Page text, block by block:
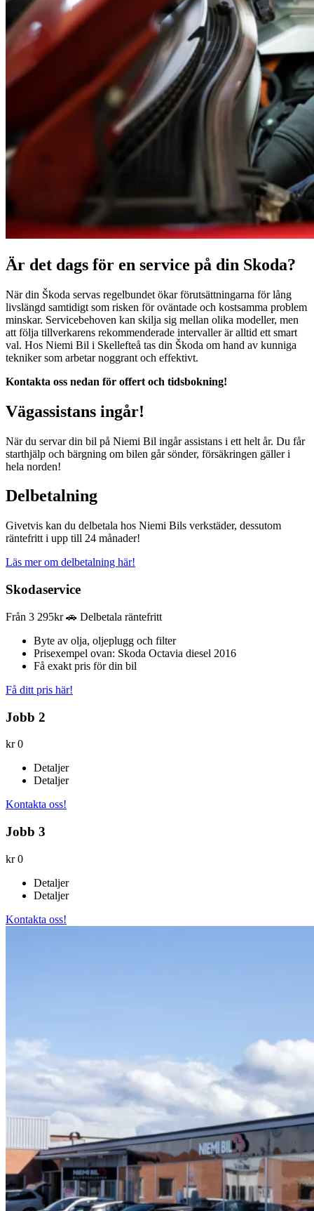
Är det dags för en service på din Skoda?
När din Škoda servas regelbundet ökar förutsättningarna för lång
livslängd samtidigt som risken för oväntade och kostsamma problem
minskar. Servicebehoven kan skilja sig mellan olika modeller, men
att följa tillverkarens rekommenderade intervaller är alltid ett smart
val. Hos Niemi Bil i Skellefteå tas din Škoda om hand av kunniga
tekniker som arbetar noggrant och effektivt.
Kontakta oss nedan för offert och tidsbokning!
Vägassistans ingår!
När du servar din bil på Niemi Bil ingår assistans i ett helt år. Du får
starthjälp och bärgning om bilen går sönder, försäkringen gäller i
hela norden!
Delbetalning
Givetvis kan du delbetala hos Niemi Bils verkstäder, dessutom
räntefritt i upp till 24 månader!
Läs mer om delbetalning här!
Skodaservice
Från 3 295kr🚗 Delbetala räntefritt
Byte av olja, oljeplugg och filter
Prisexempel ovan: Skoda Octavia diesel 2016
Få exakt pris för din bil
Få ditt pris här!
Jobb 2
kr 0
Detaljer
Detaljer
Kontakta oss!
Jobb 3
kr 0
Detaljer
Detaljer
Kontakta oss!